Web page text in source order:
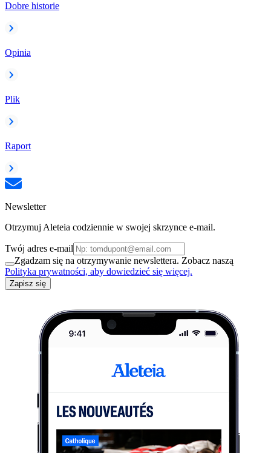
Dobre historie
Opinia
Plik
Raport
Newsletter
Otrzymuj Aleteia codziennie w swojej skrzynce e-mail.
Twój adres e-mail
Zgadzam się na otrzymywanie newslettera. Zobacz naszą
Polityka prywatności, aby dowiedzieć się więcej.
Zapisz się